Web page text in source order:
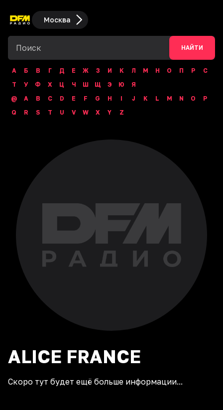
Москва
НАЙТИ
А Б В Г Д Е Ж З И К Л М Н О П Р
С
Т
У Ф Х Ц Ч Ш Щ Э Ю
Я
@
A B C D E F G H I J K L M N O
P
Q
R S T U V W X Y Z
ALICE FRANCE
Скоро тут будет ещё больше информации...